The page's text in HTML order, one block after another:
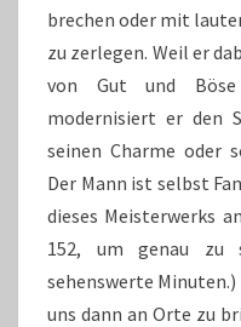
brechen oder mit
zu zerlegen. Weil er
von Gut und
modernisiert er den
seinen Charme oder
Der Mann ist selbst
dieses Meisterwerks
152, um genau zu
sehenswerte
uns dann an Orte zu